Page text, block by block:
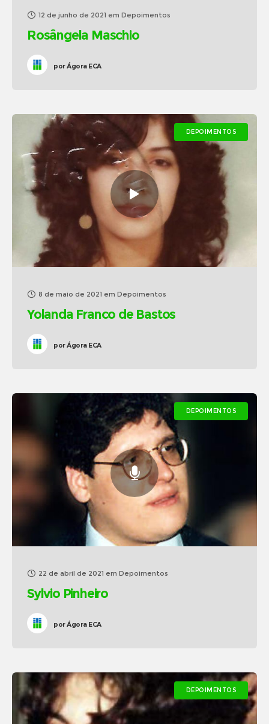
12 de junho de 2021 em Depoimentos
Rosângela Maschio
porÁgora ECA
DEPOIMENTOS
8 de maio de 2021 em Depoimentos
Yolanda Franco de Bastos
porÁgora ECA
DEPOIMENTOS
22 de abril de 2021 em Depoimentos
Sylvio Pinheiro
porÁgora ECA
DEPOIMENTOS